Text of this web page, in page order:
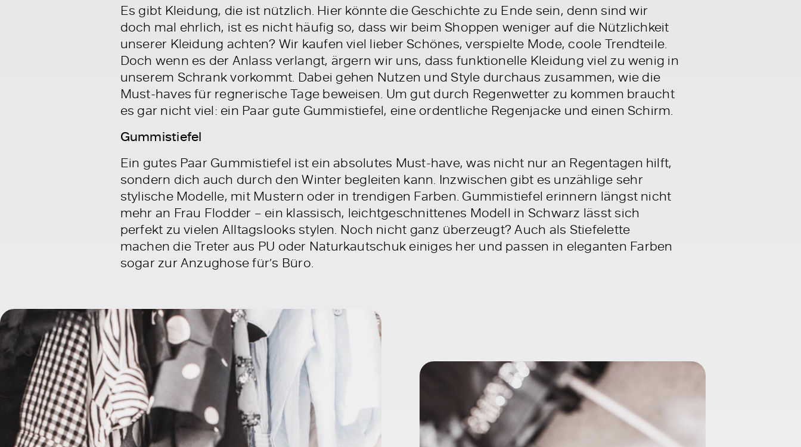
Es gibt Kleidung, die ist nützlich. Hier könnte die Geschichte zu Ende sein, denn sind wir
doch mal ehrlich, ist es nicht häufig so, dass wir beim Shoppen weniger auf die Nützlichkeit
unserer Kleidung achten? Wir kaufen viel lieber Schönes, verspielte Mode, coole Trendteile.
Doch wenn es der Anlass verlangt, ärgern wir uns, dass funktionelle Kleidung viel zu wenig in
unserem Schrank vorkommt. Dabei gehen Nutzen und Style durchaus zusammen, wie die
Must-haves für regnerische Tage beweisen. Um gut durch Regenwetter zu kommen braucht
es gar nicht viel: ein Paar gute Gummistiefel, eine ordentliche Regenjacke und einen Schirm.
Gummistiefel
Ein gutes Paar Gummistiefel ist ein absolutes Must-have, was nicht nur an Regentagen hilft,
sondern dich auch durch den Winter begleiten kann. Inzwischen gibt es unzählige sehr
stylische Modelle, mit Mustern oder in trendigen Farben. Gummistiefel erinnern längst nicht
mehr an Frau Flodder – ein klassisch, leichtgeschnittenes Modell in Schwarz lässt sich
perfekt zu vielen Alltagslooks stylen. Noch nicht ganz überzeugt? Auch als Stiefelette
machen die Treter aus PU oder Naturkautschuk einiges her und passen in eleganten Farben
sogar zur Anzughose für’s Büro.